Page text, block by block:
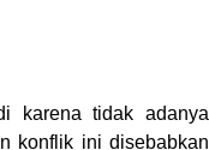
karena tidak adanya
konflik ini disebabkan